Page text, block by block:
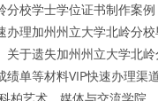
分校学士学位证书制作案
办理加州州立大学北岭分
关于遗失加州州立大学北
绩单等材料VIP快速办理渠